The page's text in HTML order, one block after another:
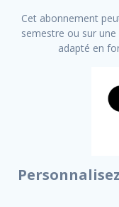
Cet abonnement
semestre ou sur
adapté en